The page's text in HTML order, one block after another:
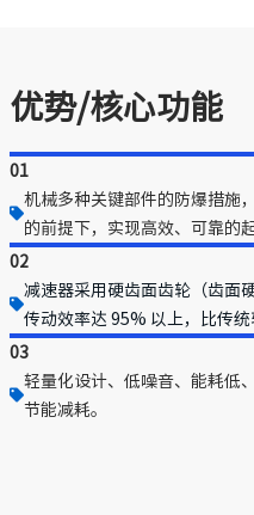
优势/核心功能
01
机械多种关键部件的防爆措施
的前提下，实现高效、可靠的
02
减速器采用硬齿面齿轮（齿面
传动效率达 95% 以上，比传统
03
轻量化设计、低噪音、能耗低
节能减耗。